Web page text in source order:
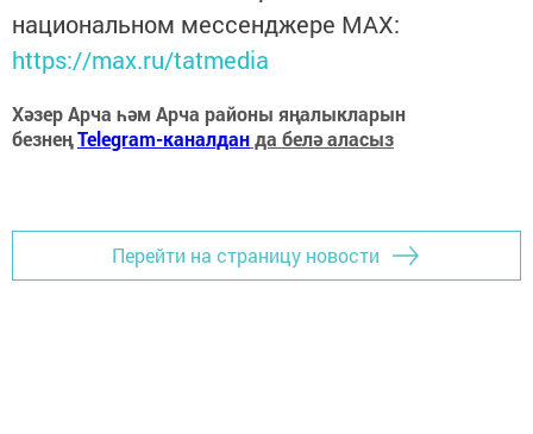
национальном мессенджере MАХ:
https://max.ru/tatmedia
Хәзер Арча һәм Арча районы яңалыкларын
безнеңTelegram-каналданда белә аласыз
Перейти на страницу новости